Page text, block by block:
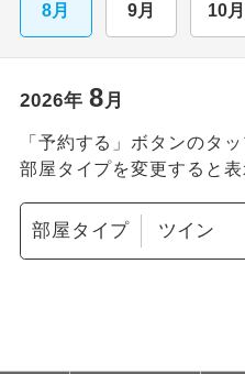
8月 9月 10月
2026年 8月
「予約する」ボタンのタ
部屋タイプを変更すると表
部屋タイプ